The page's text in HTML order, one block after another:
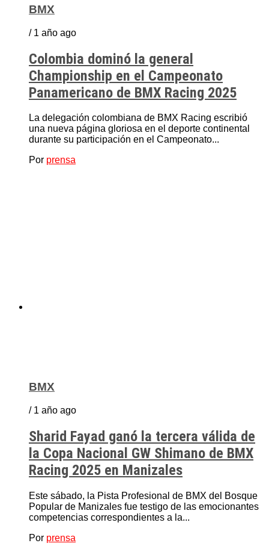
BMX
/ 1 año ago
Colombia dominó la general
Championship en el Campeonato
Panamericano de BMX Racing 2025
La delegación colombiana de BMX Racing escribió
una nueva página gloriosa en el deporte continental
durante su participación en el Campeonato...
Por prensa
BMX
/ 1 año ago
Sharid Fayad ganó la tercera válida de
la Copa Nacional GW Shimano de BMX
Racing 2025 en Manizales
Este sábado, la Pista Profesional de BMX del Bosque
Popular de Manizales fue testigo de las emocionantes
competencias correspondientes a la...
Por prensa